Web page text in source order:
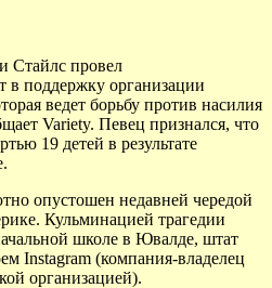
Стайлс провел
в поддержку организации
ведет борьбу против насилия
Variety. Певец признался, что
19 детей в результате
опустошен недавней чередой
Кульминацией трагедии
школе в Ювалде, штат
Instagram (компания-владелец
организацией).